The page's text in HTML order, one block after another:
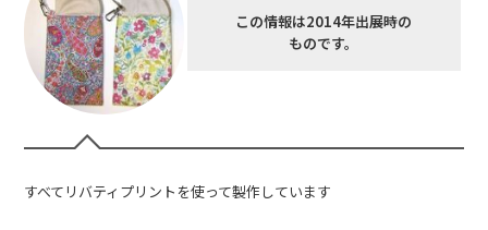
この情報は2014年出展時の
ものです。
すべてリバティプリントを使って製作しています